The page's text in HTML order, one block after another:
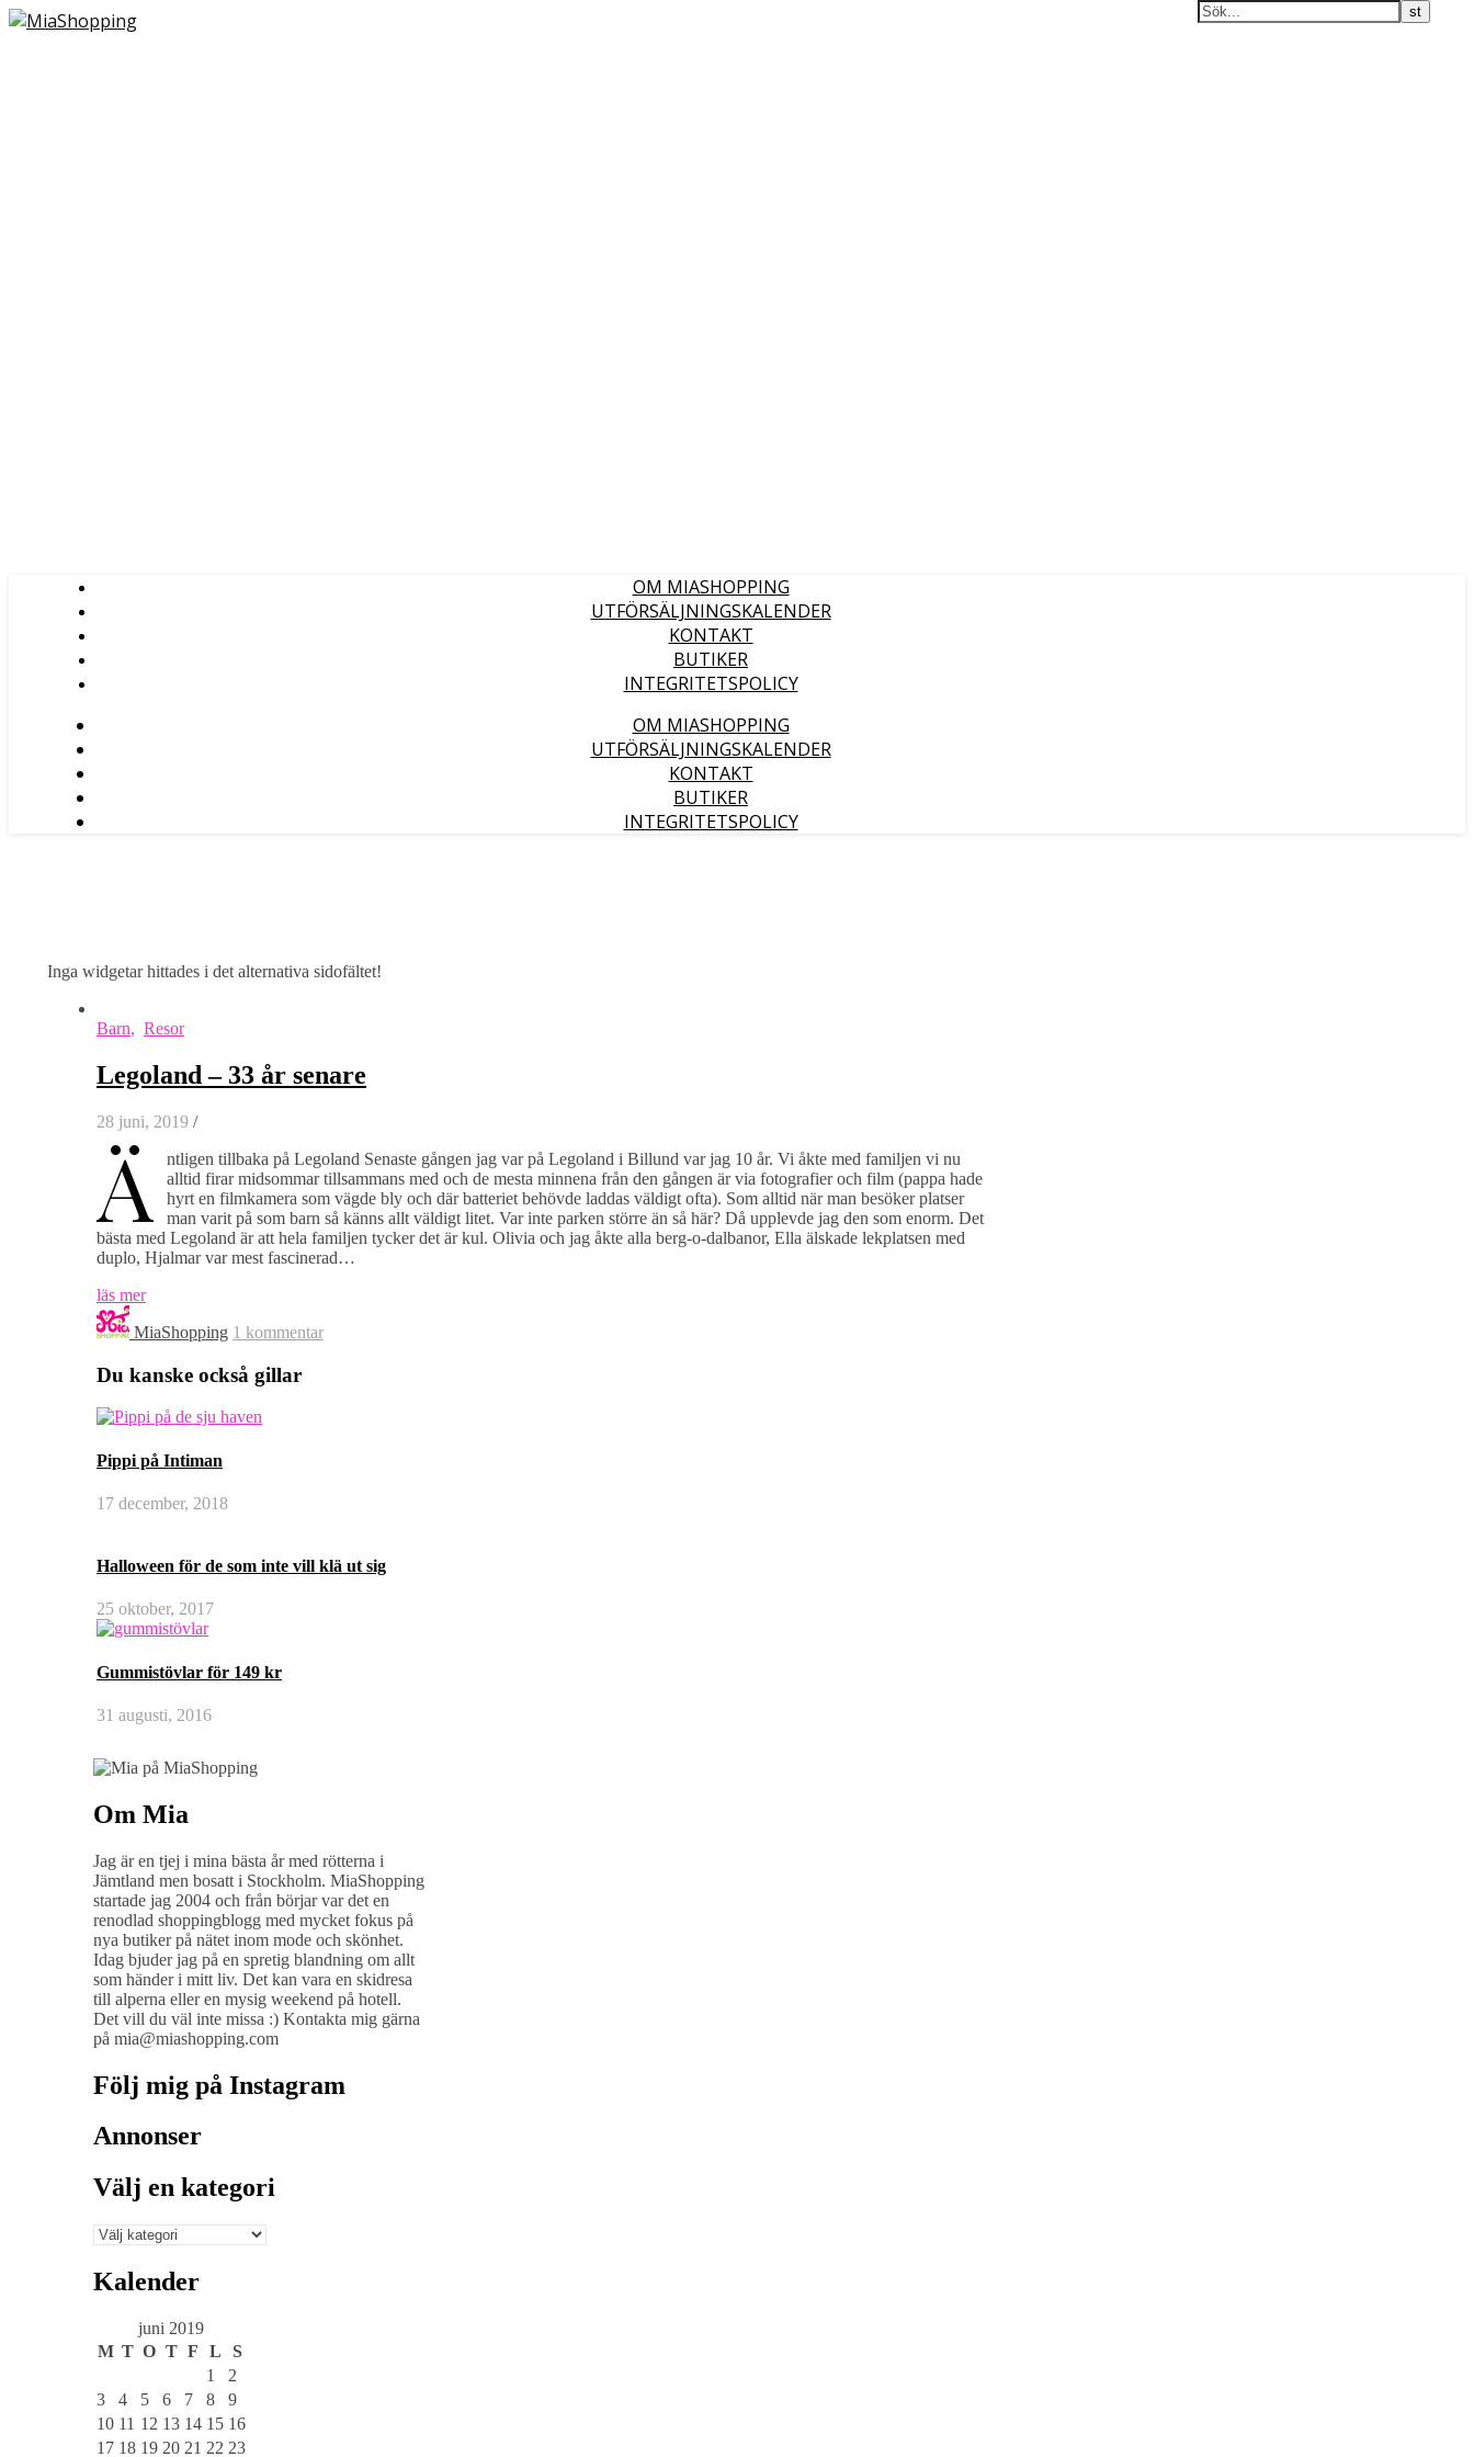
OM MIASHOPPING
UTFÖRSÄLJNINGSKALENDER
KONTAKT
BUTIKER
INTEGRITETSPOLICY
OM MIASHOPPING
UTFÖRSÄLJNINGSKALENDER
KONTAKT
BUTIKER
INTEGRITETSPOLICY
Inga widgetar hittades i det alternativa sidofältet!
Barn, Resor
Legoland – 33 år senare
28 juni, 2019 /
Ä
ntligen tillbaka på Legoland Senaste gången jag var på Legoland i Billund var jag 10 år. Vi åkte med familjen vi nu
alltid firar midsommar tillsammans med och de mesta minnena från den gången är via fotografier och film (pappa hade
hyrt en filmkamera som vägde bly och där batteriet behövde laddas väldigt ofta). Som alltid när man besöker platser
man varit på som barn så känns allt väldigt litet. Var inte parken större än så här? Då upplevde jag den som enorm. Det
bästa med Legoland är att hela familjen tycker det är kul. Olivia och jag åkte alla berg-o-dalbanor, Ella älskade lekplatsen med
duplo, Hjalmar var mest fascinerad…
läs mer
MiaShopping 1 kommentar
Du kanske också gillar
Pippi på Intiman
17 december, 2018
Halloween för de som inte vill klä ut sig
25 oktober, 2017
Gummistövlar för 149 kr
31 augusti, 2016
Om Mia
Jag är en tjej i mina bästa år med rötterna i
Jämtland men bosatt i Stockholm. MiaShopping
startade jag 2004 och från börjar var det en
renodlad shoppingblogg med mycket fokus på
nya butiker på nätet inom mode och skönhet.
Idag bjuder jag på en spretig blandning om allt
som händer i mitt liv. Det kan vara en skidresa
till alperna eller en mysig weekend på hotell.
Det vill du väl inte missa :) Kontakta mig gärna
på mia@miashopping.com
Följ mig på Instagram
Annonser
Välj en kategori
Välj
kategori
Kalender
juni 2019
M T O T F L
S
1
2
3
4 5 6 7 8
9
10 11 12 13 14 15 16
17 18 19 20 21 22 23